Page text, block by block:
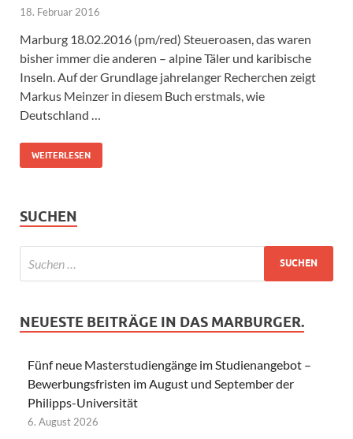
18. Februar 2016
Marburg 18.02.2016 (pm/red) Steueroasen, das waren
bisher immer die anderen – alpine Täler und karibische
Inseln. Auf der Grundlage jahrelanger Recherchen zeigt
Markus Meinzer in diesem Buch erstmals, wie
Deutschland …
WEITERLESEN
SUCHEN
NEUESTE BEITRÄGE IN DAS MARBURGER.
Fünf neue Masterstudiengänge im Studienangebot –
Bewerbungsfristen im August und September der
Philipps-Universität
6. August 2026